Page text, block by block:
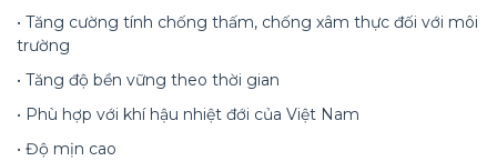
• Tăng cường tính chống thấm, chống xâm thực đối với môi
trường
• Tăng độ bền vững theo thời gian
• Phù hợp với khí hậu nhiệt đới của Việt Nam
• Độ mịn cao